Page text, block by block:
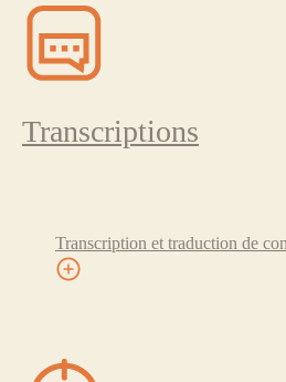
Transcriptions
Transcription et traduction de